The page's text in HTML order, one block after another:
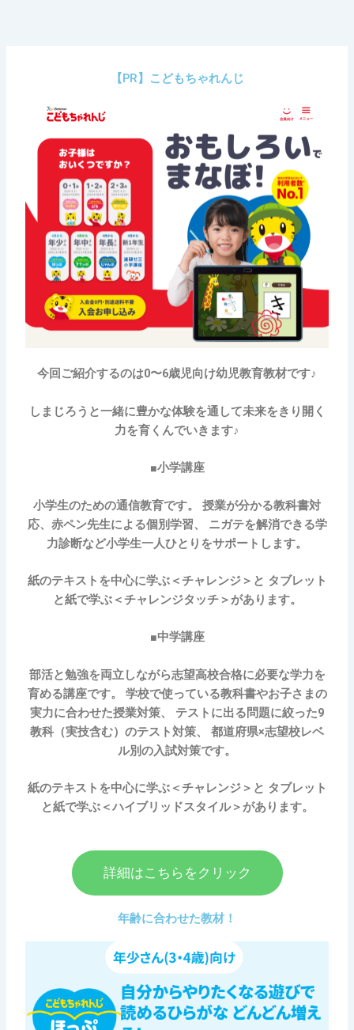
【PR】こどもちゃれんじ
今回ご紹介するのは0〜6歳児向け幼児教育教材です♪
しまじろうと一緒に豊かな体験を通して未来をきり開く
力を育くんでいきます♪
■小学講座
小学生のための通信教育です。 授業が分かる教科書対
応、赤ペン先生による個別学習、 ニガテを解消できる学
力診断など小学生一人ひとりをサポートします。
紙のテキストを中心に学ぶ＜チャレンジ＞と タブレット
と紙で学ぶ＜チャレンジタッチ＞があります。
■中学講座
部活と勉強を両立しながら志望高校合格に必要な学力を
育める講座です。 学校で使っている教科書やお子さまの
実力に合わせた授業対策、 テストに出る問題に絞った9
教科（実技含む）のテスト対策、 都道府県×志望校レベ
ル別の入試対策です。
紙のテキストを中心に学ぶ＜チャレンジ＞と タブレット
と紙で学ぶ＜ハイブリッドスタイル＞があります。
詳細はこちらをクリック
年齢に合わせた教材！